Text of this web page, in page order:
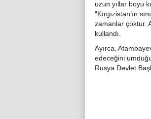
uzun yıllar boyu
“Kırgızistan’ın
zamanlar çoktur.
kullandı.
Ayırca,
edeceğini
Rusya Devlet